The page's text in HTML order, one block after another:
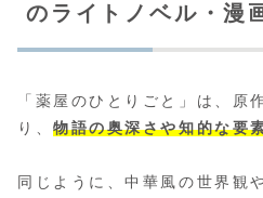
のライトノベル・漫
「薬屋のひとりごと」は、原
り、物語の奥深さや知的な要
同じように、中華風の世界観